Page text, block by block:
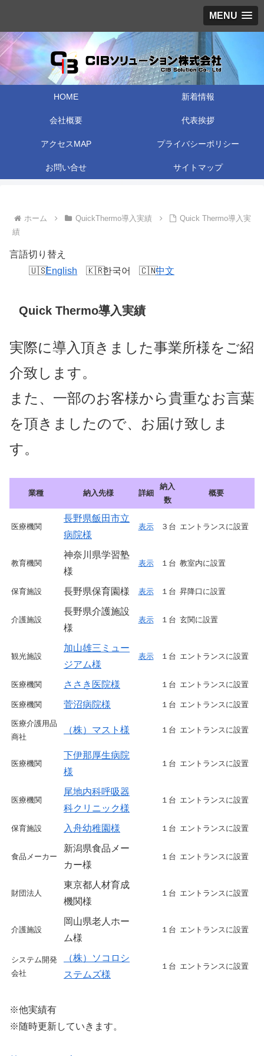
MENU
HOME 新着情報
会社概要 代表挨拶
アクセスMAP プライバシーポリシー
お問い合せ サイトマップ
ホーム QuickThermo導入実績
Quick Thermo導入実
績
言語切り替え
English
한국어 中文
Quick Thermo導入実績
実際に導入頂きました事業所様をご紹
介致します。
また、一部のお客様から貴重なお言葉
を頂きましたので、お届け致しま
す。
業種 納入先様 詳細
納入
数
概要
医療機関
長野県飯田市立
病院様
表示 ３台 エントランスに設置
教育機関
神奈川県学習塾
様
表示 １台 教室内に設置
保育施設 長野県保育園様 表示 １台 昇降口に設置
介護施設
長野県介護施設
様
表示 １台 玄関に設置
観光施設
加山雄三ミュー
ジアム様
表示 １台 エントランスに設置
医療機関 ささき医院様 １台 エントランスに設置
医療機関 菅沼病院様 １台 エントランスに設置
医療介護用品
商社
（株）マスト様 １台 エントランスに設置
医療機関
下伊那厚生病院
様
１台 エントランスに設置
医療機関
尾地内科呼吸器
科クリニック様
１台 エントランスに設置
保育施設 入舟幼稚園様 １台 エントランスに設置
食品メーカー
新潟県食品メー
カー様
１台 エントランスに設置
財団法人
東京都人材育成
機関様
１台 エントランスに設置
介護施設
岡山県老人ホー
ム様
１台 エントランスに設置
システム開発
会社
（株）ソコロシ
ステムズ様
１台 エントランスに設置
※他実績有
※随時更新していきます。